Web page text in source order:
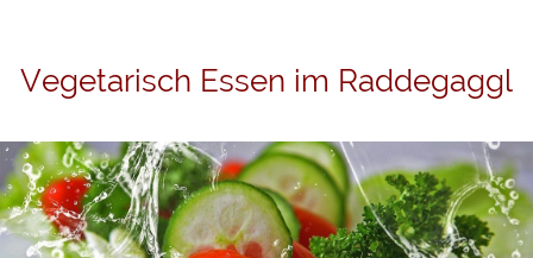
Vegetarisch Essen im Raddegaggl